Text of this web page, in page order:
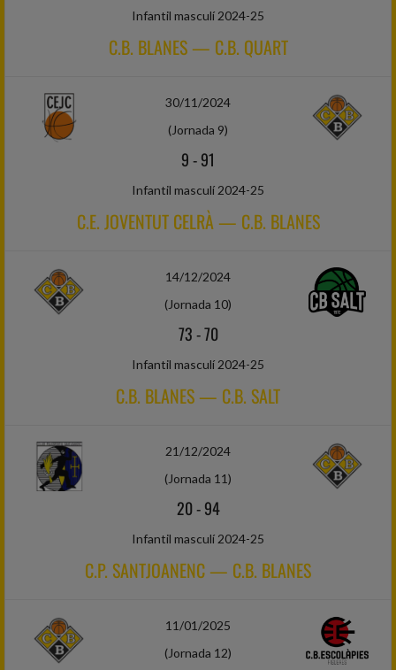
Infantil masculí 2024-25
C.B. BLANES — C.B. QUART
30/11/2024
(Jornada 9)
9-91
Infantil masculí 2024-25
C.E. JOVENTUT CELRÀ — C.B. BLANES
14/12/2024
(Jornada 10)
73-70
Infantil masculí 2024-25
C.B. BLANES — C.B. SALT
21/12/2024
(Jornada 11)
20-94
Infantil masculí 2024-25
C.P. SANTJOANENC — C.B. BLANES
11/01/2025
(Jornada 12)